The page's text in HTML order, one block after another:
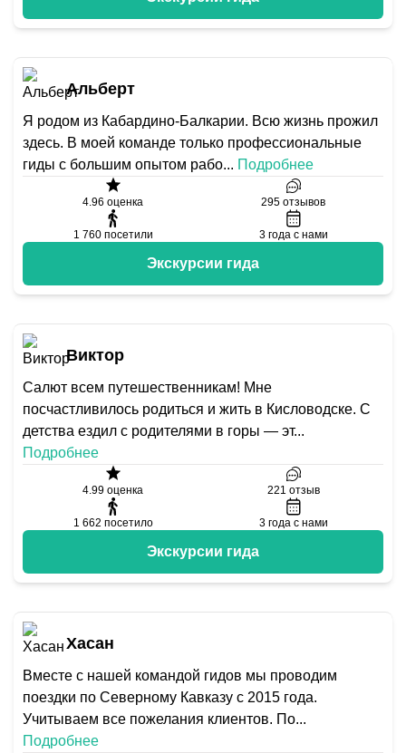
Альберт
Я родом из Кабардино-Балкарии. Всю жизнь прожил
здесь. В моей команде только профессиональные
гиды с большим опытом рабо... Подробнее
4.96 оценка 295 отзывов
1 760 посетили 3 года с нами
Экскурсии гида
Виктор
Салют всем путешественникам! Мне
посчастливилось родиться и жить в Кисловодске. С
детства ездил с родителями в горы — эт...
Подробнее
4.99 оценка 221 отзыв
1 662 посетило 3 года с нами
Экскурсии гида
Хасан
Вместе с нашей командой гидов мы проводим
поездки по Северному Кавказу с 2015 года.
Учитываем все пожелания клиентов. По...
Подробнее